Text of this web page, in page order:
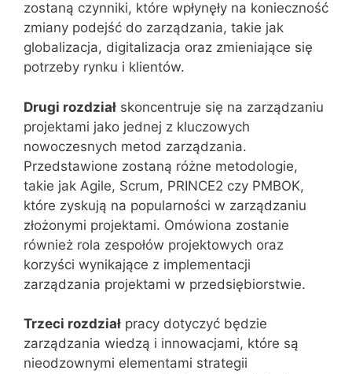
zostaną czynniki, które wpłynęły na konieczność
zmiany podejść do zarządzania, takie jak
globalizacja, digitalizacja oraz zmieniające się
potrzeby rynku i klientów.
Drugi rozdział skoncentruje się na zarządzaniu
projektami jako jednej z kluczowych
nowoczesnych metod zarządzania.
Przedstawione zostaną różne metodologie,
takie jak Agile, Scrum, PRINCE2 czy PMBOK,
które zyskują na popularności w zarządzaniu
złożonymi projektami. Omówiona zostanie
również rola zespołów projektowych oraz
korzyści wynikające z implementacji
zarządzania projektami w przedsiębiorstwie.
Trzeci rozdział pracy dotyczyć będzie
zarządzania wiedzą i innowacjami, które są
nieodzownymi elementami strategii